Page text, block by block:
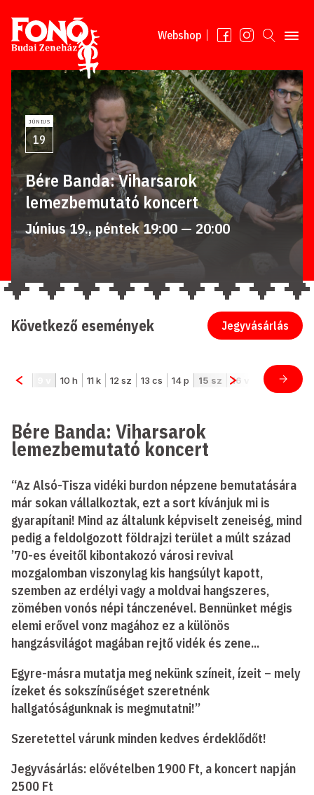
Tovább a tartalomhoz
Webshop
JÚNIUS
19
Bére Banda: Viharsarok
lemezbemutató koncert
Június 19., péntek 19:00 — 20:00
Jegyvásárlás
Következő események
Bére Banda: Viharsarok
lemezbemutató koncert
“Az Alsó-Tisza vidéki burdon népzene bemutatására
már sokan vállalkoztak, ezt a sort kívánjuk mi is
gyarapítani! Mind az általunk képviselt zeneiség, mind
pedig a feldolgozott földrajzi terület a múlt század
’70-es éveitől kibontakozó városi revival
mozgalomban viszonylag kis hangsúlyt kapott,
szemben az erdélyi vagy a moldvai hangszeres,
zömében vonós népi tánczenével. Bennünket mégis
elemi erővel vonz magához ez a különös
hangzásvilágot magában rejtő vidék és zene...
Egyre-másra mutatja meg nekünk színeit, ízeit – mely
ízeket és sokszínűséget szeretnénk
hallgatóságunknak is megmutatni!”
Szeretettel várunk minden kedves érdeklődőt!
Jegyvásárlás: elővételben 1900 Ft, a koncert napján
2500 Ft